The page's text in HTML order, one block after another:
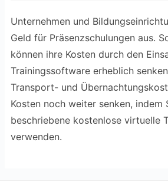
Unternehmen und
Geld für Präsenzschulungen aus.
können ihre Kosten durch den
Trainingssoftware erheblich
Transport- und
Kosten noch weiter senken, indem
beschriebene kostenlose virtuelle
verwenden.